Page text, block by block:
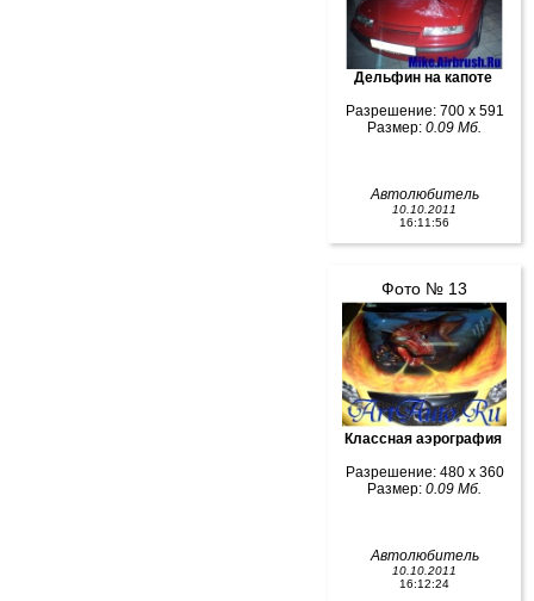
Дельфин на капоте
Разрешение: 700 x 591
Размер: 0.09 Мб.
Автолюбитель
10.10.2011
16:11:56
Фото № 13
Классная аэрография
Разрешение: 480 x 360
Размер: 0.09 Мб.
Автолюбитель
10.10.2011
16:12:24